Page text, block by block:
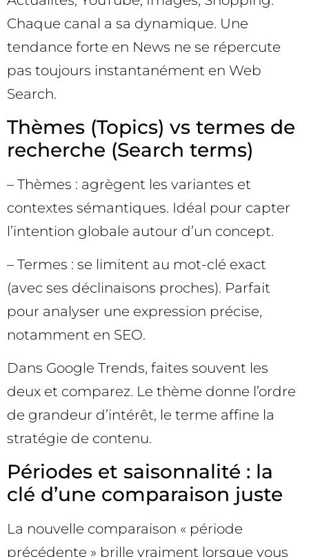
Chaque canal a sa dynamique. Une
tendance forte en News ne se répercute
pas toujours instantanément en Web
Search.
Thèmes (Topics) vs termes de
recherche (Search terms)
– Thèmes : agrègent les variantes et
contextes sémantiques. Idéal pour capter
l’intention globale autour d’un concept.
– Termes : se limitent au mot-clé exact
(avec ses déclinaisons proches). Parfait
pour analyser une expression précise,
notamment en SEO.
Dans Google Trends, faites souvent les
deux et comparez. Le thème donne l’ordre
de grandeur d’intérêt, le terme affine la
stratégie de contenu.
Périodes et saisonnalité : la
clé d’une comparaison juste
La nouvelle comparaison « période
précédente » brille vraiment lorsque vous